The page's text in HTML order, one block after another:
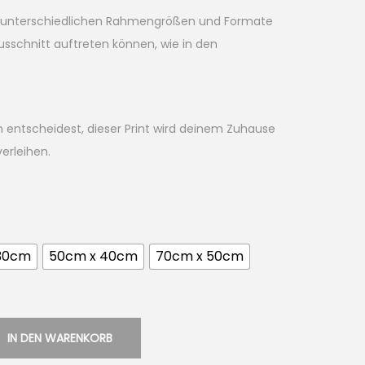
Rahmengrößen und Formate
auftreten können, wie in den
entscheidest, dieser Print wird deinem Zuhause
50cm x 40cm 70cm x 50cm
IN DEN WARENKORB